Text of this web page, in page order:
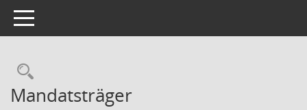
Toggle navigation
Rechercheauswahl
Mandatsträger